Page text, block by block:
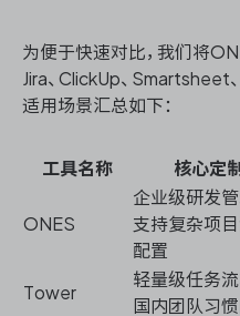
为便于快速对比，我们将
Jira、ClickUp、
适用场景汇总如下：
工具名称 核心定
ONES
企业级研发管
支持复杂项
配置
Tower
轻量级任务
国内团队习